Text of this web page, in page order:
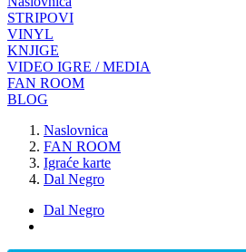
STRIPOVI
VINYL
KNJIGE
VIDEO IGRE / MEDIA
FAN ROOM
BLOG
Naslovnica
FAN ROOM
Igraće karte
Dal Negro
Dal Negro